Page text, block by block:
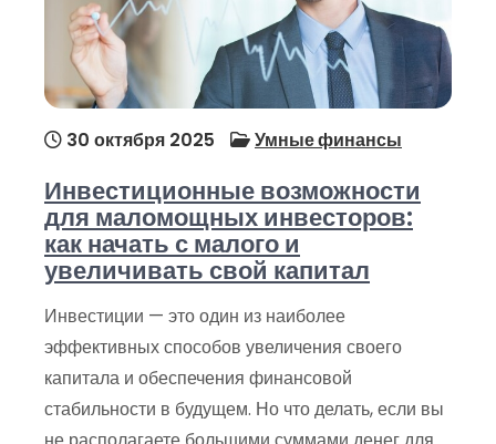
30 октября 2025 Умные финансы
Инвестиционные возможности
для маломощных инвесторов:
как начать с малого и
увеличивать свой капитал
Инвестиции — это один из наиболее
эффективных способов увеличения своего
капитала и обеспечения финансовой
стабильности в будущем. Но что делать, если вы